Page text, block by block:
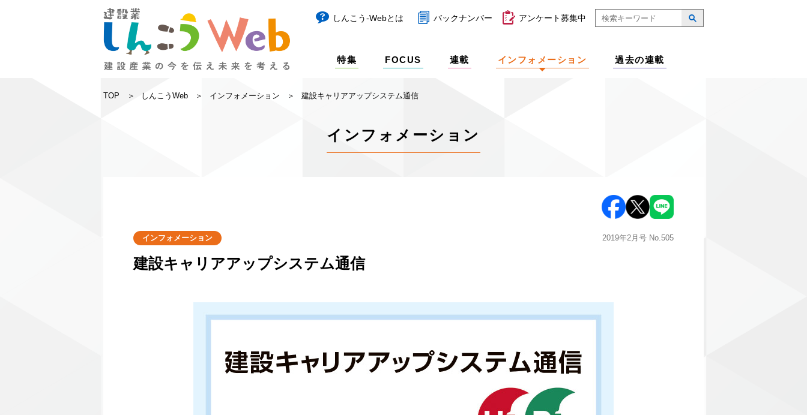
しんこう-Webとは バックナンバー アンケート募集中
特集 FOCUS 連載 インフォメーション 過去の連載
TOP しんこうWeb インフォメーション 建設キャリアアップシステム通信
インフォメーション
インフォメーション 2019年2月号 No.505
建設キャリアアップシステム通信